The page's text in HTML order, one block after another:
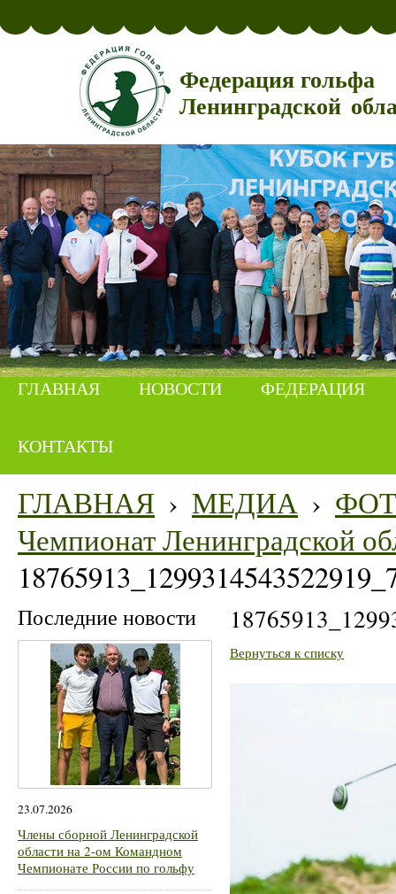
Федерация гольфа
Ленинградской
ГЛАВНАЯ НОВОСТИ ФЕДЕРАЦИЯ
КОНТАКТЫ
ГЛАВНАЯ › МЕДИА ›
Чемпионат Ленинградской
Последние новости
23.07.2026
Члены сборной Ленинградской
области на 2-ом Командном
Чемпионате России по гольфу
Вернуться к списку